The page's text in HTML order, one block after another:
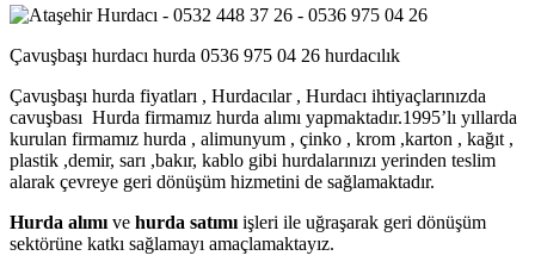
Çavuşbaşı hurdacı hurda 0536 975 04 26 hurdacılık
Çavuşbaşı hurda fiyatları , Hurdacılar , Hurdacı ihtiyaçlarınızda
cavuşbası Hurda firmamız hurda alımı yapmaktadır.1995’lı yıllarda
kurulan firmamız hurda , alimunyum , çinko , krom ,karton , kağıt ,
plastik ,demir, sarı ,bakır, kablo gibi hurdalarınızı yerinden teslim
alarak çevreye geri dönüşüm hizmetini de sağlamaktadır.
Hurda alımıve hurda satımıişleri ile uğraşarak geri dönüşüm
sektörüne katkı sağlamayı amaçlamaktayız.